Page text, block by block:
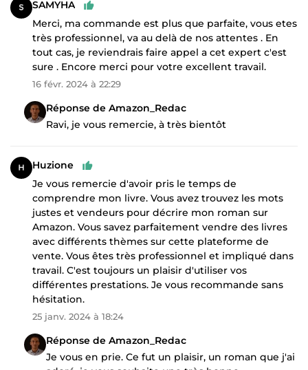
SAMYHA
Merci, ma commande est plus que parfaite, vous etes
très professionnel, va au delà de nos attentes . En
tout cas, je reviendrais faire appel a cet expert c'est
sure . Encore merci pour votre excellent travail.
16 févr. 2024 à 22:29
Réponse de Amazon_Redac
Ravi, je vous remercie, à très bientôt
Huzione
Je vous remercie d'avoir pris le temps de
comprendre mon livre. Vous avez trouvez les mots
justes et vendeurs pour décrire mon roman sur
Amazon. Vous savez parfaitement vendre des livres
avec différents thèmes sur cette plateforme de
vente. Vous êtes très professionnel et impliqué dans
travail. C'est toujours un plaisir d'utiliser vos
différentes prestations. Je vous recommande sans
hésitation.
25 janv. 2024 à 18:24
Réponse de Amazon_Redac
Je vous en prie. Ce fut un plaisir, un roman que j'ai